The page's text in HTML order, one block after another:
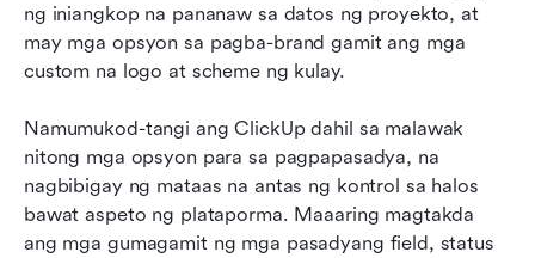
ng iniangkop na pananaw sa datos ng proyekto, at
may mga opsyon sa pagba-brand gamit ang mga
custom na logo at scheme ng kulay.
Namumukod-tangi ang ClickUp dahil sa malawak
nitong mga opsyon para sa pagpapasadya, na
nagbibigay ng mataas na antas ng kontrol sa halos
bawat aspeto ng plataporma. Maaaring magtakda
ang mga gumagamit ng mga pasadyang field, status